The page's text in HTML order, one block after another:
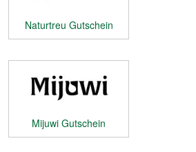
Naturtreu Gutschein
Mijuwi Gutschein